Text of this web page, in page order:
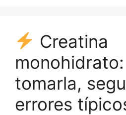
Creatina
tomarla,
errores